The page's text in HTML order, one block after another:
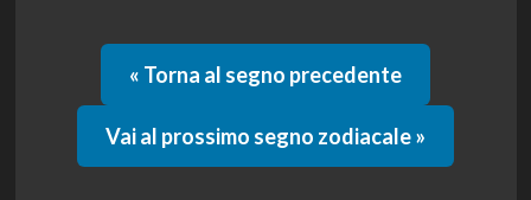
« Torna al segno precedente
Vai al prossimo segno zodiacale »